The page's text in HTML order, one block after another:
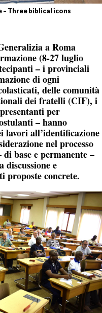
Three biblical icons
a Roma
(8-27 luglio
– i provinciali
di ogni
delle comunità
dei fratelli (CIF), i
per
– hanno
lavori all’identificazione
nel processo
base e permanente –
discussione e
proposte concrete.